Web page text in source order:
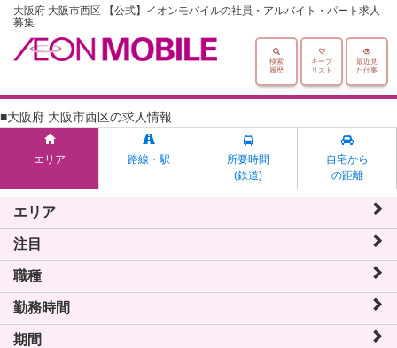
大阪府 大阪市西区 【公式】イオンモバイルの社員・アルバイト・パート求人
募集
最近見
た仕事
キープ
リスト
検索
履歴
■大阪府 大阪市西区の求人情報
エリア 路線・駅
所要時間
(鉄道)
自宅から
の距離
エリア
注目
職種
勤務時間
期間